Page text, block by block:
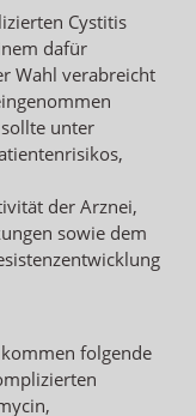
Cystitis
dafür
Wahl verabreicht
unter
der Arznei,
sowie dem
folgende